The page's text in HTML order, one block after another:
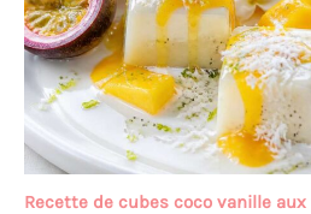
Recette de cubes coco vanille